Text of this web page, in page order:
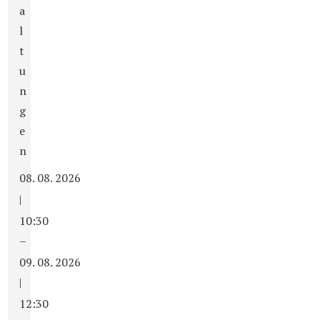
a
l
t
u
n
g
e
n
08. 08. 2026
|
10:30
–
09. 08. 2026
|
12:30